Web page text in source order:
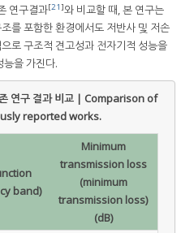
연구결과[21]와 비교할 때, 본 연구는
를 포함한 환경에서도 저반사 및 저손
로 구조적 견고성과 전자기적 성능을
을 가진다.
연구 결과 비교 | Comparison of
reported works.
band)
Minimum
transmission loss
(minimum
transmission loss)
(dB)